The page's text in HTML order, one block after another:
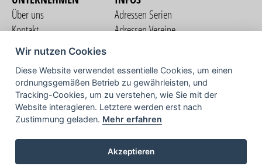
Über uns
Kontakt
Nutzungsbedingungen
Datenschutzerklärung
Impressum
Adressen Serien
Adressen Vereine
COMMUNITY
TV
Wir nutzen Cookies
Diese Website verwendet essentielle Cookies, um einen
ordnungsgemäßen Betrieb zu gewährleisten, und
Tracking-Cookies, um zu verstehen, wie Sie mit der
Website interagieren. Letztere werden erst nach
Zustimmung geladen. Mehr erfahren
Akzeptieren